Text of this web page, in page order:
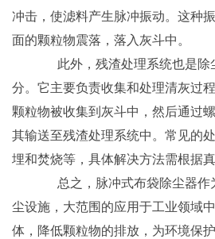
冲击，使滤料产生脉冲振动。这种
面的颗粒物震落，落入灰斗中。
此外，残渣处理系统也是除
分。它主要负责收集和处理清灰过
颗粒物被收集到灰斗中，然后通过
其输送至残渣处理系统中。常见的
埋和焚烧等，具体解决方法需根据
总之，脉冲式布袋除尘器作
尘设施，大范围的应用于工业领域
体，降低颗粒物的排放，为环境保